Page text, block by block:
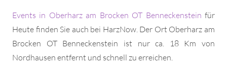
Events in Oberharz am Brocken OT Benneckenstein für
Heute finden Sie auch bei HarzNow. Der Ort Oberharz am
Brocken OT Benneckenstein ist nur ca. 18 Km von
Nordhausen entfernt und schnell zu erreichen.